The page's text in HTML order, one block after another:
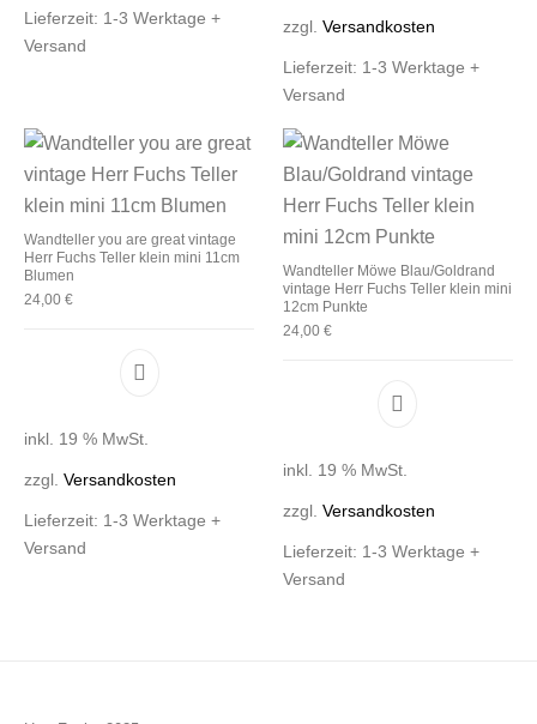
Lieferzeit: 1-3 Werktage +
Versand
zzgl. Versandkosten
Lieferzeit: 1-3 Werktage +
Versand
Wandteller you are great vintage
Herr Fuchs Teller klein mini 11cm
Blumen
24,00€
inkl. 19 % MwSt.
zzgl.Versandkosten
Lieferzeit: 1-3 Werktage +
Versand
Wandteller Möwe Blau/Goldrand
vintage Herr Fuchs Teller klein mini
12cm Punkte
24,00 €
inkl. 19 % MwSt.
zzgl. Versandkosten
Lieferzeit: 1-3 Werktage +
Versand